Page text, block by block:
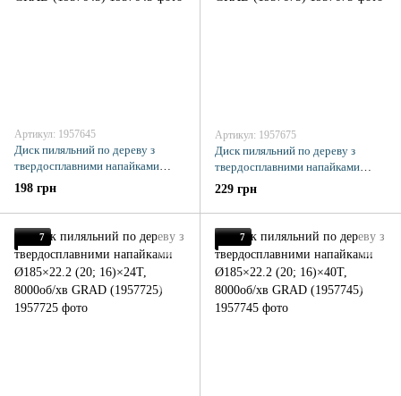
Артикул: 1957645
Диск пиляльний по дереву з
твердосплавними напайками
Ø180×32 (30)×40Т, 8000об/хв
GRAD (1957645)
198 грн
Артикул: 1957675
Диск пиляльний по дереву з
твердосплавними напайками
Ø180×32 (30)×60Т, 8000об/хв
GRAD (1957675)
229 грн
7 7